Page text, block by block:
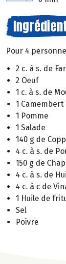
Pour 4
2 c. à s. de
2 Oeuf
1 c. à s. de
1 Camembert
1 Pomme
1 Salade
140 g de
4 c. à s. de
150 g de
4 c. à s. de
4 c. à c de
1 Huile de
Sel
Poivre